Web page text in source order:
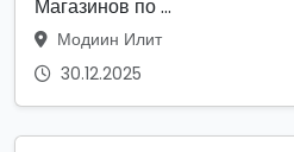
Магазинов по ...
Модиин Илит
30.12.2025